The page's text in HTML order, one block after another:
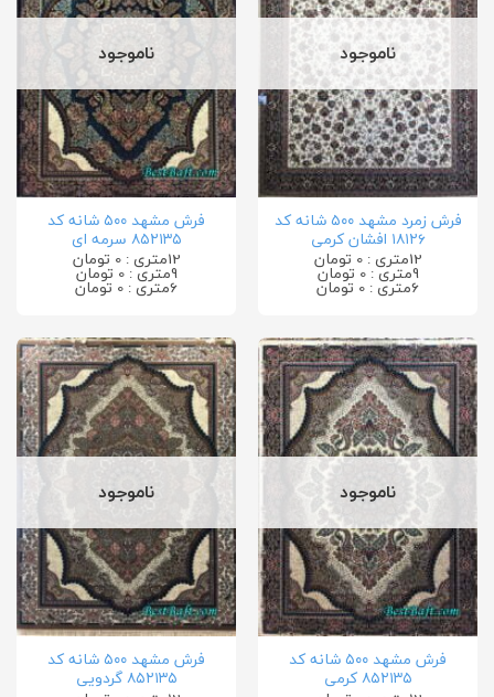
ناموجود
فرش زمرد مشهد ۵۰۰ شانه کد
۱۸۱۲۶ افشان کرمی
12متری : 0 تومان
9متری : 0 تومان
6متری : 0 تومان
ناموجود
فرش مشهد ۵۰۰ شانه کد
۸۵۲۱۳۵ سرمه ای
12متری : 0 تومان
9متری : 0 تومان
6متری : 0 تومان
ناموجود
فرش مشهد ۵۰۰ شانه کد
۸۵۲۱۳۵ کرمی
ناموجود
فرش مشهد ۵۰۰ شانه کد
۸۵۲۱۳۵ گردویی